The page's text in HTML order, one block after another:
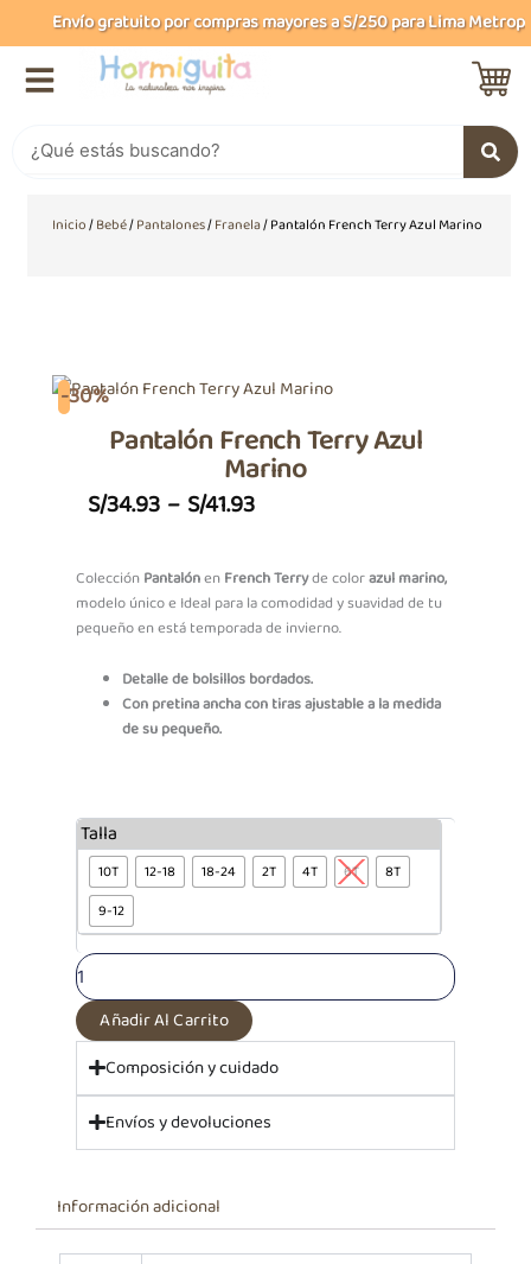
al
contenido
Envío gratuito por compras mayores a S/250 para Lima
Inicio/Bebé/Pantalones/Franela/ Pantalón French Terry Azul Marino
-30%
Pantalón French Terry Azul
Marino
S/34.93 – S/41.93Price
S/34.93
Through
ColecciónPantalónenFrench Terryde colorazul marino,
modelo único e Ideal para la comodidad y suavidad de tu
pequeño en está temporada de invierno.
Detalle de bolsillos bordados.
Con pretina ancha con tiras ajustable a la medida
de su pequeño.
Talla
10T 12-18 18-24 2T 4T 6T
8T
9-12
Pantalón
French
Terry
Azul
Marino
cantidad
Añadir Al Carrito
Composición y cuidado
Envíos y devoluciones
Información adicional